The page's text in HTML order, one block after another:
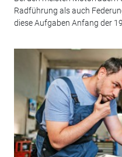
Radführung als auch
diese Aufgaben Anfang der